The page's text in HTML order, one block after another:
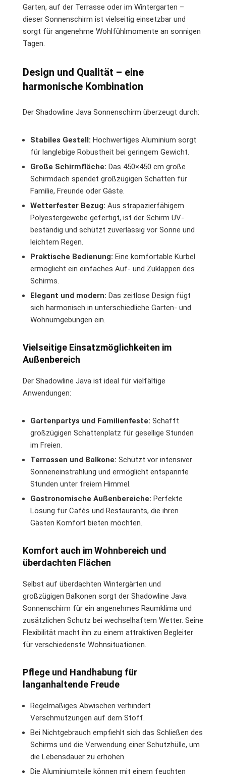
Garten, auf der Terrasse oder im Wintergarten –
dieser Sonnenschirm ist vielseitig einsetzbar und
sorgt für angenehme Wohlfühlmomente an sonnigen
Tagen.
Design und Qualität – eine
harmonische Kombination
Der Shadowline Java Sonnenschirm überzeugt durch:
Stabiles Gestell: Hochwertiges Aluminium sorgt
für langlebige Robustheit bei geringem Gewicht.
Große Schirmfläche: Das 450×450 cm große
Schirmdach spendet großzügigen Schatten für
Familie, Freunde oder Gäste.
Wetterfester Bezug: Aus strapazierfähigem
Polyestergewebe gefertigt, ist der Schirm UV-
beständig und schützt zuverlässig vor Sonne und
leichtem Regen.
Praktische Bedienung: Eine komfortable Kurbel
ermöglicht ein einfaches Auf- und Zuklappen des
Schirms.
Elegant und modern: Das zeitlose Design fügt
sich harmonisch in unterschiedliche Garten- und
Wohnumgebungen ein.
Vielseitige Einsatzmöglichkeiten im
Außenbereich
Der Shadowline Java ist ideal für vielfältige
Anwendungen:
Gartenpartys und Familienfeste: Schafft
großzügigen Schattenplatz für gesellige Stunden
im Freien.
Terrassen und Balkone: Schützt vor intensiver
Sonneneinstrahlung und ermöglicht entspannte
Stunden unter freiem Himmel.
Gastronomische Außenbereiche: Perfekte
Lösung für Cafés und Restaurants, die ihren
Gästen Komfort bieten möchten.
Komfort auch im Wohnbereich und
überdachten Flächen
Selbst auf überdachten Wintergärten und
großzügigen Balkonen sorgt der Shadowline Java
Sonnenschirm für ein angenehmes Raumklima und
zusätzlichen Schutz bei wechselhaftem Wetter. Seine
Flexibilität macht ihn zu einem attraktiven Begleiter
für verschiedenste Wohnsituationen.
Pflege und Handhabung für
langanhaltende Freude
Regelmäßiges Abwischen verhindert
Verschmutzungen auf dem Stoff.
Bei Nichtgebrauch empfiehlt sich das Schließen des
Schirms und die Verwendung einer Schutzhülle, um
die Lebensdauer zu erhöhen.
Die Aluminiumteile können mit einem feuchten